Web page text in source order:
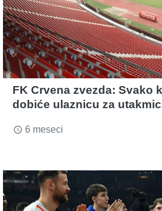
FK Crvena zvezda: Svako
dobiće ulaznicu za
access_time 6 meseci